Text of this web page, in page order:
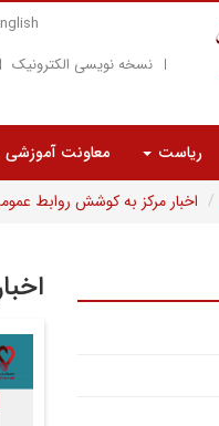
نسخه نویسی الکترونیک
ریاست معاونت آموزشی
اخبار مرکز به کوشش روابط